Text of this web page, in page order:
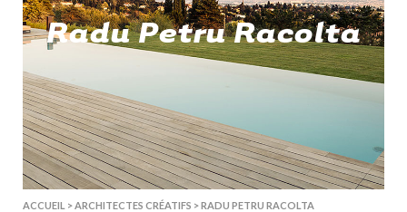
Radu Petru Racolta
ACCUEIL >ARCHITECTES CRÉATIFS >RADU PETRU RACOLTA